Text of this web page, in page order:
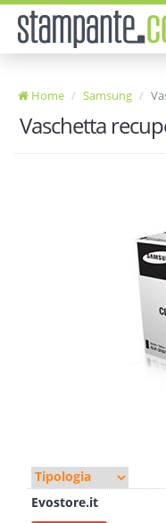
Home Samsung
Vaschetta
Evostore.it